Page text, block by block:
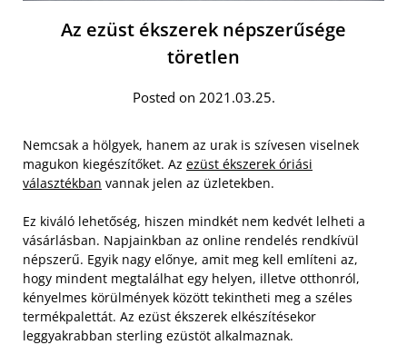
Az ezüst ékszerek népszerűsége
töretlen
Posted on 2021.03.25.
Nemcsak a hölgyek, hanem az urak is szívesen viselnek
magukon kiegészítőket. Az ezüst ékszerek óriási
választékban vannak jelen az üzletekben.
Ez kiváló lehetőség, hiszen mindkét nem kedvét lelheti a
vásárlásban. Napjainkban az online rendelés rendkívül
népszerű. Egyik nagy előnye, amit meg kell említeni az,
hogy mindent megtalálhat egy helyen, illetve otthonról,
kényelmes körülmények között tekintheti meg a széles
termékpalettát. Az ezüst ékszerek elkészítésekor
leggyakrabban sterling ezüstöt alkalmaznak.